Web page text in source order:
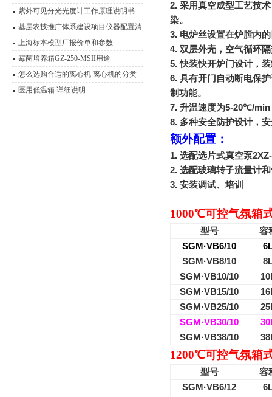
技术说明
紫外可见分光光度计工作原理说明书
基层农技推广体系建设项目仪器配置清
单
上海标本模型厂报价单和参数
霉菌培养箱GZ-250-MSII用途
怎么选购合适的离心机 离心机的分类
及其原理介绍
医用低温箱 详细说明
2. 采用真空成型工艺技
染。
3. 电炉丝设置在炉膛内
4. 双层外壳，空气循环
5.快装快开炉门设计，
6. 具有开门自动断电保
制功能。
7. 升温速度为5-20℃/min
8. 多种安全防护设计，
额外配置：
1. 选配选片式真空泵
2. 选配玻璃转子流量计
3. 安装调试、培训
1000℃可控气氛箱
型号
容
SGM·VB6/10
SGM·VB8/10
SGM·VB10/10
SGM·VB15/10
SGM·VB25/10
SGM·VB30/10
SGM·VB38/10
1200℃可控气氛箱
型号
容
SGM·VB6/12